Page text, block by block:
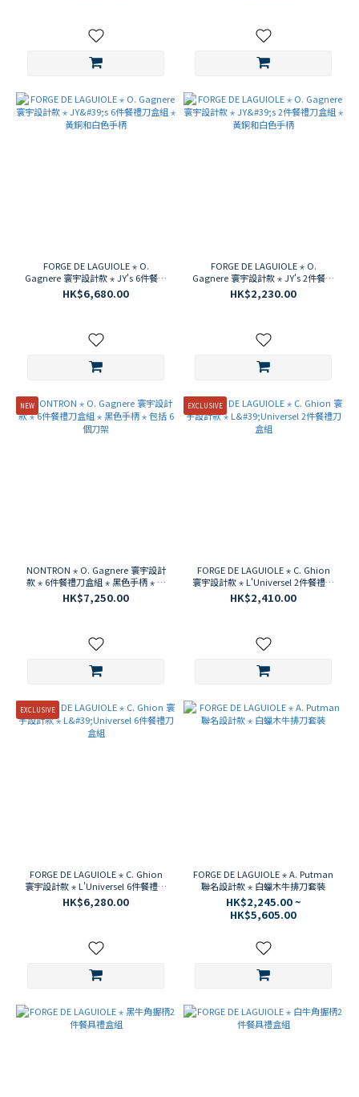
FORGE DE LAGUIOLE ⋆ O.
Gagnere 寰宇設計款 ⋆ JY's 6件餐禮
刀盒組 ⋆ 黃銅和白色手柄
HK$6,680.00
FORGE DE LAGUIOLE ⋆ O.
Gagnere 寰宇設計款 ⋆ JY's 2件餐禮
刀盒組 ⋆ 黃銅和白色手柄
HK$2,230.00
NEW
NONTRON ⋆ O. Gagnere 寰宇設計
款 ⋆ 6件餐禮刀盒組 ⋆ 黑色手柄 ⋆ 包
括 6 個刀架
HK$7,250.00
EXCLUSIVE
FORGE DE LAGUIOLE ⋆ C. Ghion
寰宇設計款 ⋆ L'Universel 2件餐禮刀
盒組
HK$2,410.00
EXCLUSIVE
FORGE DE LAGUIOLE ⋆ C. Ghion
寰宇設計款 ⋆ L'Universel 6件餐禮刀
盒組
HK$6,280.00
FORGE DE LAGUIOLE ⋆ A. Putman
聯名設計款 ⋆ 白蠟木牛排刀套裝
HK$2,245.00 ~
HK$5,605.00